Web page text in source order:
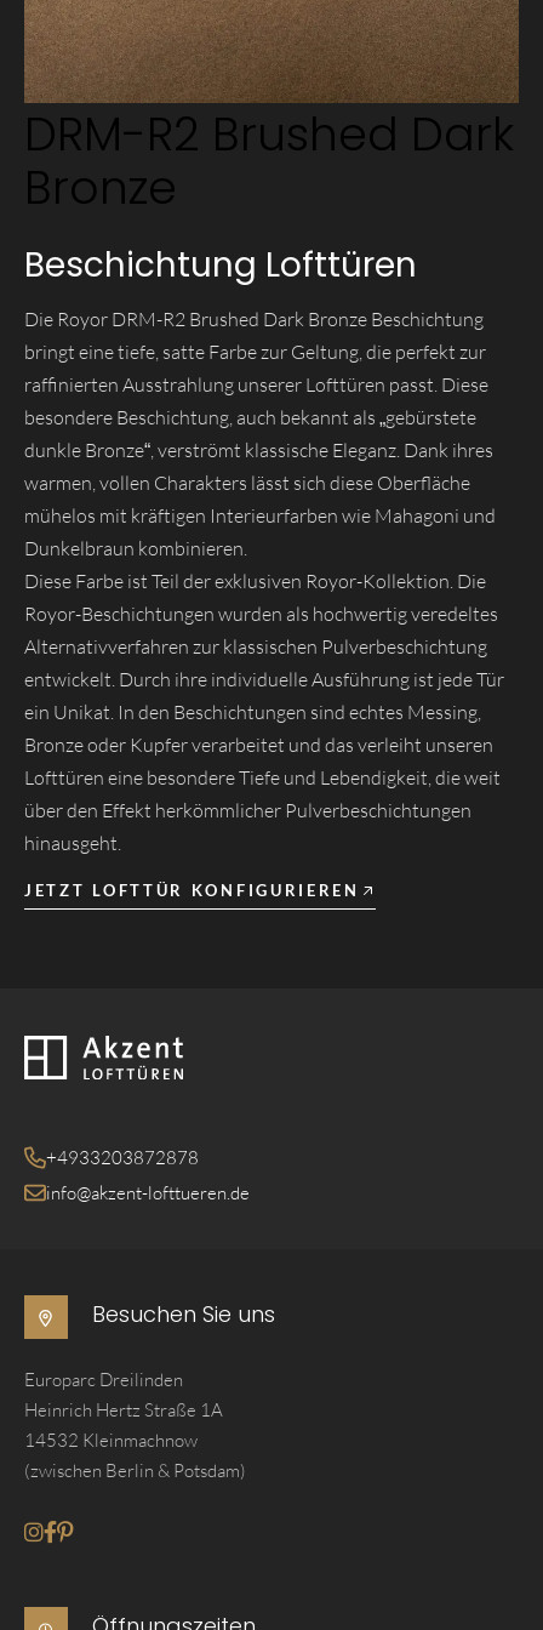
DRM-R2 Brushed Dark
Bronze
Beschichtung Lofttüren
Die Royor DRM-R2 Brushed Dark Bronze Beschichtung
bringt eine tiefe, satte Farbe zur Geltung, die perfekt zur
raffinierten Ausstrahlung unserer Lofttüren passt. Diese
besondere Beschichtung, auch bekannt als „gebürstete
dunkle Bronze“, verströmt klassische Eleganz. Dank ihres
warmen, vollen Charakters lässt sich diese Oberfläche
mühelos mit kräftigen Interieurfarben wie Mahagoni und
Dunkelbraun kombinieren.
Diese Farbe ist Teil der exklusiven Royor-Kollektion. Die
Royor-Beschichtungen wurden als hochwertig veredeltes
Alternativverfahren zur klassischen Pulverbeschichtung
entwickelt. Durch ihre individuelle Ausführung ist jede Tür
ein Unikat. In den Beschichtungen sind echtes Messing,
Bronze oder Kupfer verarbeitet und das verleiht unseren
Lofttüren eine besondere Tiefe und Lebendigkeit, die weit
über den Effekt herkömmlicher Pulverbeschichtungen
hinausgeht.
JETZT LOFTTÜR KONFIGURIEREN
Zurück zur Startseite
+4933203872878
info@akzent-lofttueren.de
Besuchen Sie uns
Europarc Dreilinden
Heinrich Hertz Straße 1A
14532 Kleinmachnow
(zwischen Berlin & Potsdam)
Gehe zum Instagram seite von Akzent Lofttueren
Gehe zum Facebook seite von Akzent Lofttueren
Gehe zum Pinterest seite von Akzent Lofttueren